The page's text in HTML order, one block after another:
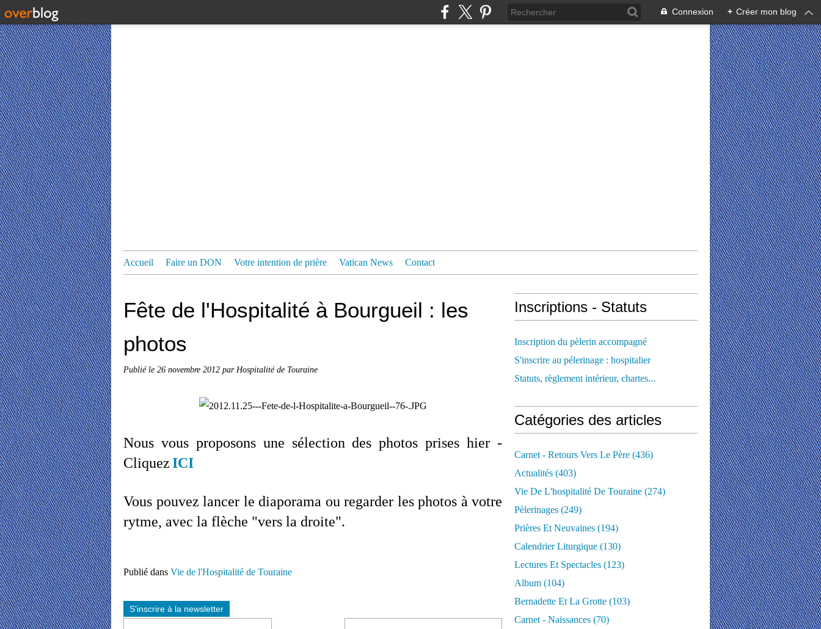
Connexion + Créer mon blog
Accueil Faire un DON Votre intention de prière Vatican News Contact
Fête de l'Hospitalité à Bourgueil : les
photos
Publié le 26 novembre 2012 par Hospitalité de Touraine
Nous vous proposons une sélection des photos prises hier -
CliquezICI
Vous pouvez lancer le diaporama ou regarder les photos à votre
rytme, avec la flèche "vers la droite".
Publié dans Vie de l'Hospitalité de Touraine
S'inscrire à la newsletter
Inscriptions - Statuts
Inscription du pèlerin accompagné
S'inscrire au pélerinage : hospitalier
Statuts, règlement intérieur, chartes...
Catégories des articles
Carnet - Retours Vers Le Père (436)
Actualités (403)
Vie De L'hospitalité De Touraine (274)
Pèlerinages (249)
Prières Et Neuvaines (194)
Calendrier Liturgique (130)
Lectures Et Spectacles (123)
Album (104)
Bernadette Et La Grotte (103)
Carnet - Naissances (70)